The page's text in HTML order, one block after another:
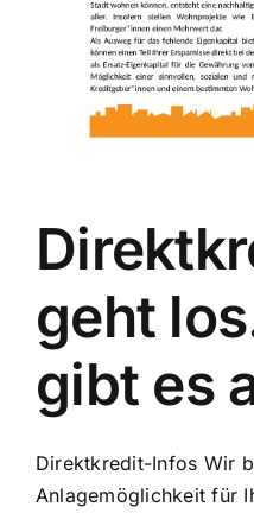
geht
gibt es
Direktkredit-Infos Wir
Anlagemöglichkeit für